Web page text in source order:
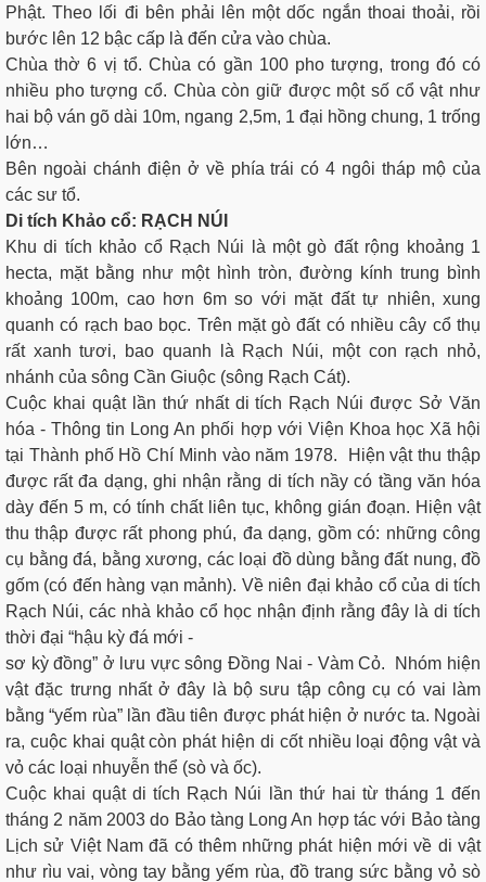
Phật. Theo lối đi bên phải lên một dốc ngắn thoai thoải, rồi
bước lên 12 bậc cấp là đến cửa vào chùa.
Chùa thờ 6 vị tổ. Chùa có gần 100 pho tượng, trong đó có
nhiều pho tượng cổ. Chùa còn giữ được một số cổ vật như
hai bộ ván gõ dài 10m, ngang 2,5m, 1 đại hồng chung, 1 trống
lớn…
Bên ngoài chánh điện ở về phía trái có 4 ngôi tháp mộ của
các sư tổ.
Di tích Khảo cổ: RẠCH NÚI
Khu di tích khảo cổ Rạch Núi là một gò đất rộng khoảng 1
hecta, mặt bằng như một hình tròn, đường kính trung bình
khoảng 100m, cao hơn 6m so với mặt đất tự nhiên, xung
quanh có rạch bao bọc. Trên mặt gò đất có nhiều cây cổ thụ
rất xanh tươi, bao quanh là Rạch Núi, một con rạch nhỏ,
nhánh của sông Cần Giuộc (sông Rạch Cát).
Cuộc khai quật lần thứ nhất di tích Rạch Núi được Sở Văn
hóa - Thông tin Long An phối hợp với Viện Khoa học Xã hội
tại Thành phố Hồ Chí Minh vào năm 1978. Hiện vật thu thập
được rất đa dạng, ghi nhận rằng di tích nầy có tầng văn hóa
dày đến 5 m, có tính chất liên tục, không gián đoạn. Hiện vật
thu thập được rất phong phú, đa dạng, gồm có: những công
cụ bằng đá, bằng xương, các loại đồ dùng bằng đất nung, đồ
gốm (có đến hàng vạn mảnh). Về niên đại khảo cổ của di tích
Rạch Núi, các nhà khảo cổ học nhận định rằng đây là di tích
thời đại “hậu kỳ đá mới -
sơ kỳ đồng” ở lưu vực sông Đồng Nai - Vàm Cỏ. Nhóm hiện
vật đặc trưng nhất ở đây là bộ sưu tập công cụ có vai làm
bằng “yếm rùa” lần đầu tiên được phát hiện ở nước ta. Ngoài
ra, cuộc khai quật còn phát hiện di cốt nhiều loại động vật và
vỏ các loại nhuyễn thể (sò và ốc).
Cuộc khai quật di tích Rạch Núi lần thứ hai từ tháng 1 đến
tháng 2 năm 2003 do Bảo tàng Long An hợp tác với Bảo tàng
Lịch sử Việt Nam đã có thêm những phát hiện mới về di vật
như rìu vai, vòng tay bằng yếm rùa, đồ trang sức bằng vỏ sò